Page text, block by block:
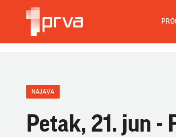
NAJAVA
Petak, 21. jun